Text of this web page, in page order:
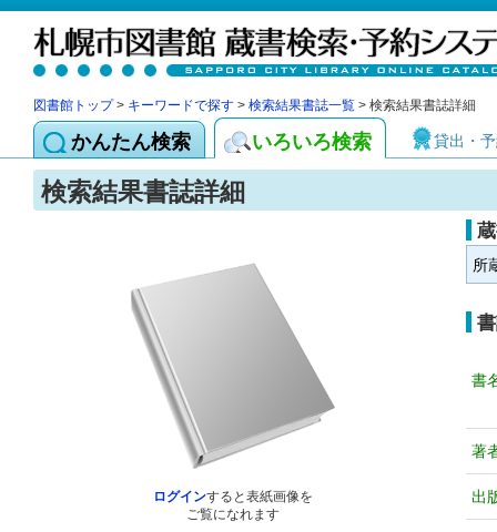
図書館トップ> キーワードで探す > 検索結果書誌一覧 > 検索結果書誌詳細
かんたん検索 いろいろ検索 貸出・
検索結果書誌詳細
ログインすると表紙画像を
ご覧になれます
所
書
著
出